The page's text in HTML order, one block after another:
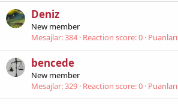
Deniz
New member
Mesajlar 384 Reaction score 0 Puanları
bencede
New member
Mesajlar 329 Reaction score 0 Puanları